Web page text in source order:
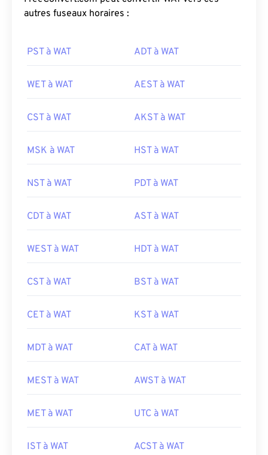
autres fuseaux horaires :
PST à WAT ADT à WAT
WET à WAT AEST à WAT
CST à WAT AKST à WAT
MSK à WAT HST à WAT
NST à WAT PDT à WAT
CDT à WAT AST à WAT
WEST à WAT HDT à WAT
CST à WAT BST à WAT
CET à WAT KST à WAT
MDT à WAT CAT à WAT
MEST à WAT AWST à WAT
MET à WAT UTC à WAT
IST à WAT ACST à WAT